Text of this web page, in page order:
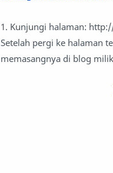
1. Kunjungi halaman:
Setelah pergi ke halaman
memasangnya di blog